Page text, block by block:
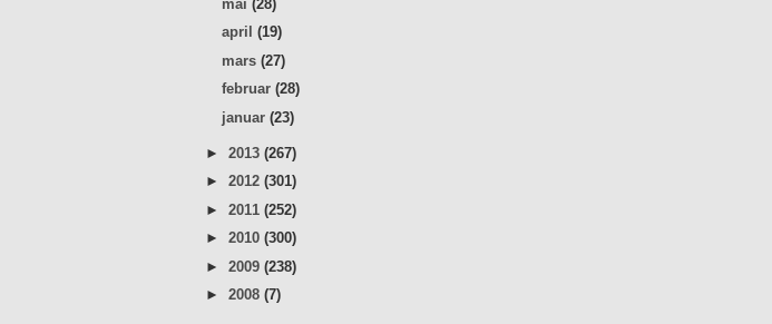
mai(28)
april(19)
mars(27)
februar(28)
januar(23)
► 2013 (267)
► 2012 (301)
► 2011 (252)
► 2010 (300)
► 2009 (238)
► 2008 (7)